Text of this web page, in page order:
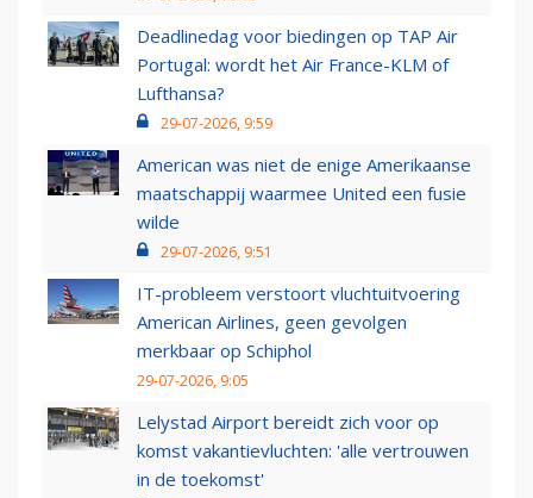
Deadlinedag voor biedingen op TAP Air
Portugal: wordt het Air France-KLM of
Lufthansa?
29-07-2026, 9:59
American was niet de enige Amerikaanse
maatschappij waarmee United een fusie
wilde
29-07-2026, 9:51
IT-probleem verstoort vluchtuitvoering
American Airlines, geen gevolgen
merkbaar op Schiphol
29-07-2026, 9:05
Lelystad Airport bereidt zich voor op
komst vakantievluchten: 'alle vertrouwen
in de toekomst'